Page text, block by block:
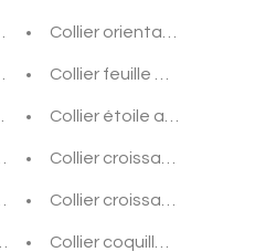
et strass bohème chic
bohème chic
épingle à nourrice
argent bohème chic
argent blanc nacré
argent et strass bohème
Collier oriental argent
Collier feuille argent
Collier étoile argent
Collier croissant de lune
Collier croissant de lune
Collier coquillage blanc